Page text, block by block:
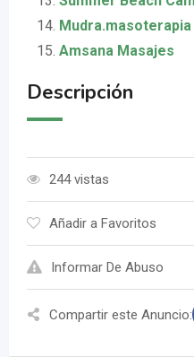
Mudra.masoterapia
Amsana Masajes
Descripción
244 vistas
Añadir a Favoritos
Informar De Abuso
Compartir este Anuncio: